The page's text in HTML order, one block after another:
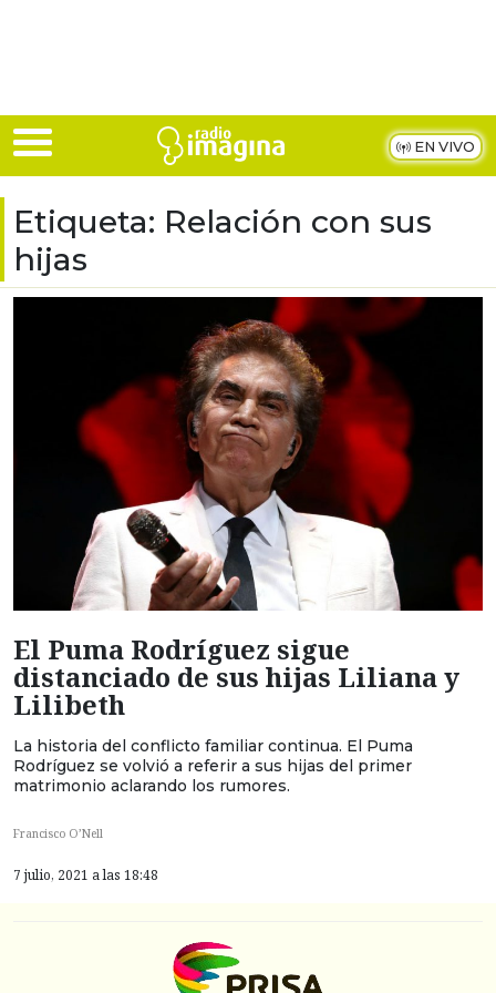
EN VIVO
Etiqueta: Relación con sus
hijas
El Puma Rodríguez sigue
distanciado de sus hijas Liliana y
Lilibeth
La historia del conflicto familiar continua. El Puma
Rodríguez se volvió a referir a sus hijas del primer
matrimonio aclarando los rumores.
Francisco O’Nell
7 julio, 2021 a las 18:48